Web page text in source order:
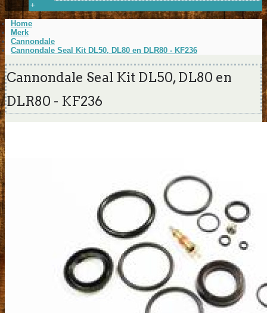
+
Home
Merk
Cannondale
Cannondale Seal Kit DL50, DL80 en DLR80 - KF236
Cannondale Seal Kit DL50, DL80 en
DLR80 - KF236